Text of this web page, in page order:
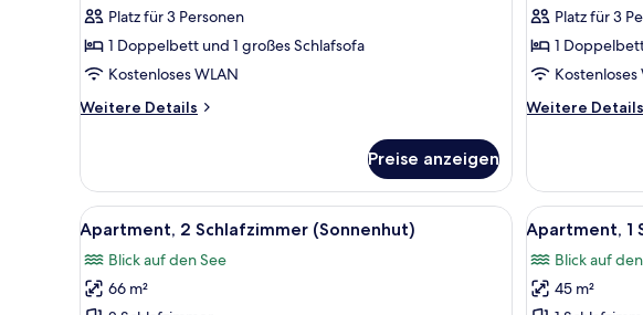
Schlafzimmer
(Fuchsie)
anzeigen
Platz für 3 Personen
1 Doppelbett und 1 großes Schlafsofa
Kostenloses WLAN
Weitere Details
Weitere
1
Schlafzimmer
(Fuchsie)
Preise anzeigen
anzeigen
Platz für 3
1
Kostenloses
Weitere Details
Weitere
1
Schlafzimmer
Alle
Fotos
für
Apartment,
Apartment, 2 Schlafzimmer (Sonnenhut) |
9
Apartment, 2 Schlafzimmer (Sonnenhut)
Blick auf den See
66 m²
Alle
Fotos
für
Apartment,
5
Apartment, 1
Blick auf
45 m²